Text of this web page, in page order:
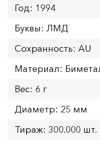
Год: 1994
Буквы: ЛМД
Сохранность: AU
Материал:
Вес: 6 г
Диаметр: 25 мм
Тираж: 300.000 шт.